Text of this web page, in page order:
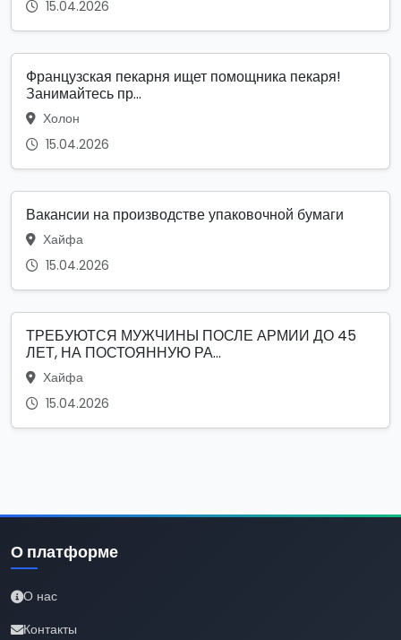
15.04.2026
Французская пекарня ищет помощника пекаря!
Занимайтесь пр...
Холон
15.04.2026
Вакансии на производстве упаковочной бумаги
Хайфа
15.04.2026
ТРЕБУЮТСЯ МУЖЧИНЫ ПОСЛЕ АРМИИ ДО 45
ЛЕТ, НА ПОСТОЯННУЮ РА...
Хайфа
15.04.2026
О платформе
О нас
Контакты